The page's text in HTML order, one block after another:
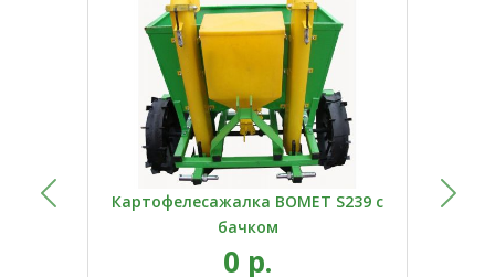
Картофелесажалка BOMET S239 с
бачком
0 р.